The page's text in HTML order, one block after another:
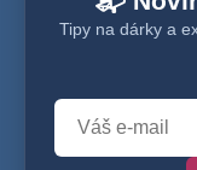
Tipy na dárky a